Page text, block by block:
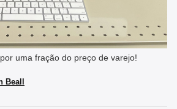
uma fração do preço de varejo!
Beall